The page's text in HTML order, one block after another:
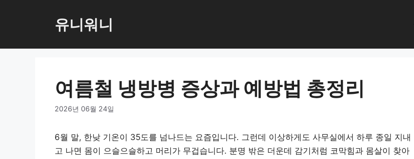
로
유니워니
여름철 냉방병 증상과 예방법 총정리
2026년 06월 24일
6월 말, 한낮 기온이 35도를 넘나드는 요즘입니다. 그런데 이상하게도 사무실에서 하루 종일 지내
고 나면 몸이 으슬으슬하고 머리가 무겁습니다. 분명 밖은 더운데 감기처럼 코막힘과 몸살이 찾아